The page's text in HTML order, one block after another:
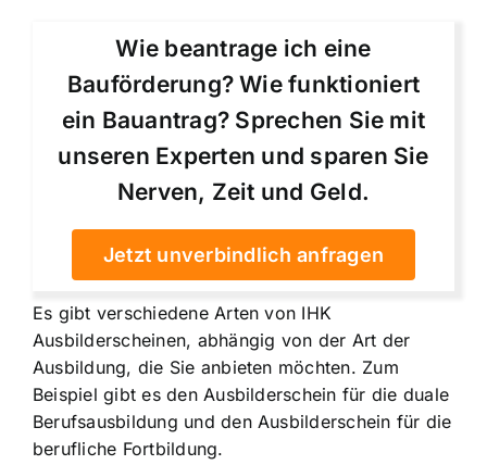
Wie beantrage ich eine
Bauförderung? Wie funktioniert
ein Bauantrag? Sprechen Sie mit
unseren Experten und sparen Sie
Nerven, Zeit und Geld.
Jetzt unverbindlich anfragen
Es gibt verschiedene Arten von IHK
Ausbilderscheinen, abhängig von der Art der
Ausbildung, die Sie anbieten möchten. Zum
Beispiel gibt es den Ausbilderschein für die duale
Berufsausbildung und den Ausbilderschein für die
berufliche Fortbildung.